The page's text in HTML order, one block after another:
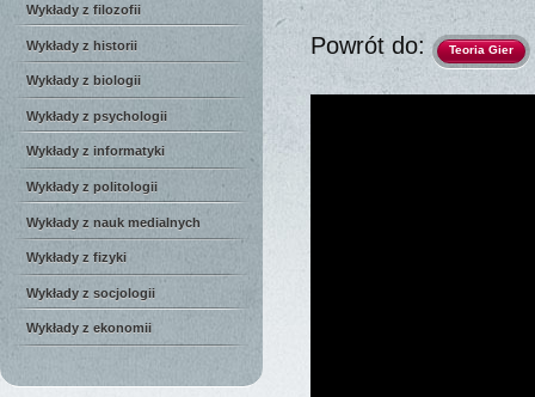
Wykłady z filozofii
Wykłady z historii
Wykłady z biologii
Wykłady z psychologii
Wykłady z informatyki
Wykłady z politologii
Wykłady z nauk medialnych
Wykłady z fizyki
Wykłady z socjologii
Wykłady z ekonomii
Powrót do: Teoria Gier